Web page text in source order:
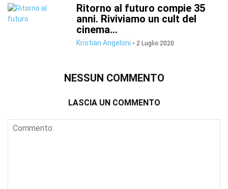
Ritorno al futuro compie 35
anni. Riviviamo un cult del
cinema...
Kristian Angeloni - 2 Luglio 2020
NESSUN COMMENTO
LASCIA UN COMMENTO